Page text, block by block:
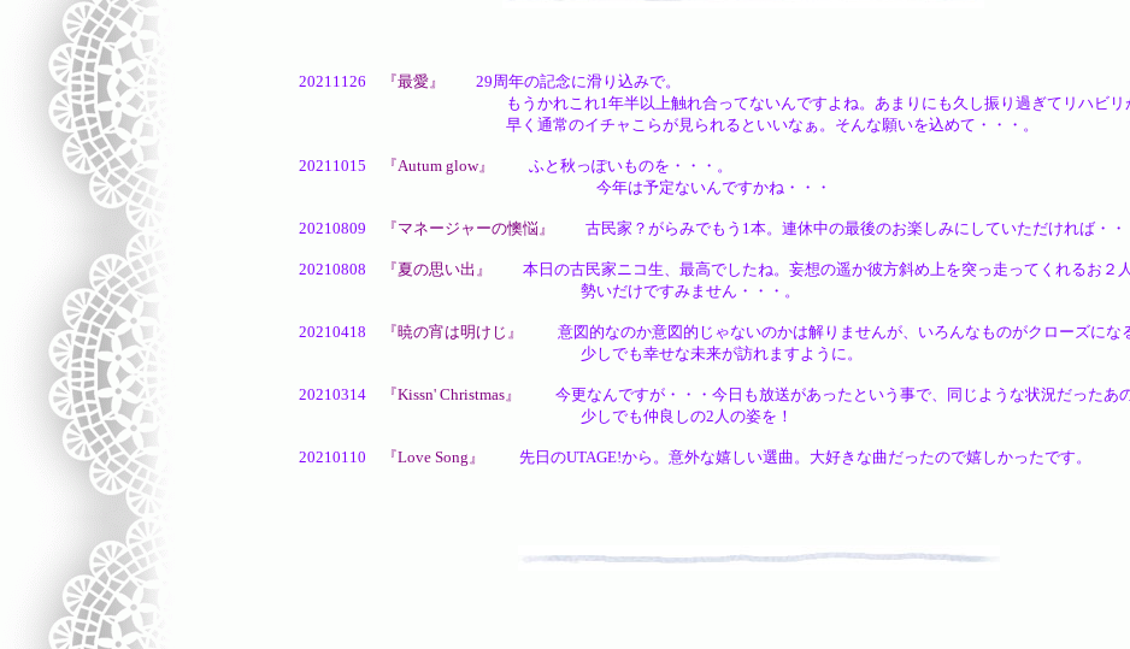
20211126 『最愛』
29周年の記念に滑り込みで。
もうかれこれ1年半以上触れ合ってないんですよね。あまりにも久し振り過ぎてリハビリが
早く通常のイチャこらが見られるといいなぁ。そんな願いを込めて・・・。
20211015 『Autum glow』
ふと秋っぽいものを・・・。
今年は予定ないんですかね・・・
20210809 『マネージャーの懊悩』 古民家？がらみでもう1本。連休中の最後のお楽しみにしていただければ・・
20210808 『夏の思い出』
本日の古民家ニコ生、最高でしたね。妄想の遥か彼方斜め上を突っ走ってくれるお２人
勢いだけですみません・・・。
20210418 『暁の宵は明けじ』
意図的なのか意図的じゃないのかは解りませんが、いろんなものがクローズにな
少しでも幸せな未来が訪れますように。
20210314 『Kissn' Christmas』
今更なんですが・・・今日も放送があったという事で、同じような状況だったあ
少しでも仲良しの2人の姿を！
20210110 『Love Song』 先日のUTAGE!から。意外な嬉しい選曲。大好きな曲だったので嬉しかったです。